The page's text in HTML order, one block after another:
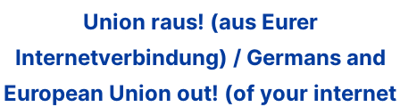
Union raus! (aus Eurer
Internetverbindung) / Germans and
European Union out! (of your internet